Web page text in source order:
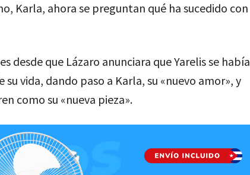
Karla, ahora se preguntan qué ha sucedido con
desde que Lázaro anunciara que Yarelis se había
vida, dando paso a Karla, su «nuevo amor», y
como su «nueva pieza».